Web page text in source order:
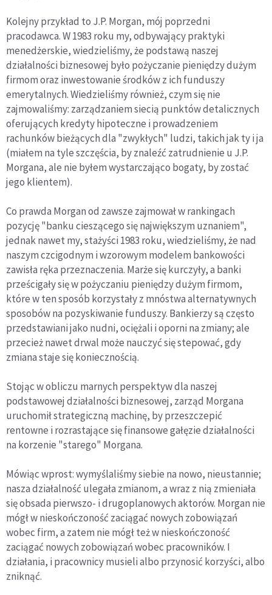
Kolejny przykład to J.P. Morgan, mój poprzedni
pracodawca. W 1983 roku my, odbywający praktyki
menedżerskie, wiedzieliśmy, że podstawą naszej
działalności biznesowej było pożyczanie pieniędzy dużym
firmom oraz inwestowanie środków z ich funduszy
emerytalnych. Wiedzieliśmy również, czym się nie
zajmowaliśmy: zarządzaniem siecią punktów detalicznych
oferujących kredyty hipoteczne i prowadzeniem
rachunków bieżących dla "zwykłych" ludzi, takich jak ty i ja
(miałem na tyle szczęścia, by znaleźć zatrudnienie u J.P.
Morgana, ale nie byłem wystarczająco bogaty, by zostać
jego klientem).
Co prawda Morgan od zawsze zajmował w rankingach
pozycję "banku cieszącego się największym uznaniem",
jednak nawet my, stażyści 1983 roku, wiedzieliśmy, że nad
naszym czcigodnym i wzorowym modelem bankowości
zawisła ręka przeznaczenia. Marże się kurczyły, a banki
prześcigały się w pożyczaniu pieniędzy dużym firmom,
które w ten sposób korzystały z mnóstwa alternatywnych
sposobów na pozyskiwanie funduszy. Bankierzy są często
przedstawiani jako nudni, ociężali i oporni na zmiany; ale
przecież nawet drwal może nauczyć się stepować, gdy
zmiana staje się koniecznością.
Stojąc w obliczu marnych perspektyw dla naszej
podstawowej działalności biznesowej, zarząd Morgana
uruchomił strategiczną machinę, by przeszczepić
rentowne i rozrastające się finansowe gałęzie działalności
na korzenie "starego" Morgana.
Mówiąc wprost: wymyślaliśmy siebie na nowo, nieustannie;
nasza działalność ulegała zmianom, a wraz z nią zmieniała
się obsada pierwszo- i drugoplanowych aktorów. Morgan nie
mógł w nieskończoność zaciągać nowych zobowiązań
wobec firm, a zatem nie mógł też w nieskończoność
zaciągać nowych zobowiązań wobec pracowników. I
działania, i pracownicy musieli albo przynosić korzyści, albo
zniknąć.